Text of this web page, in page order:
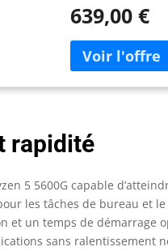
conçus pour une
du boitier plus
Gigabyte A520M
DisplayPort sont
des logiciels
performances
639,00 €
rapidité
5 5600G capable
les tâches de bureau et
et un temps de démarrage
sans ralentissement